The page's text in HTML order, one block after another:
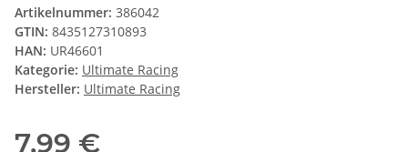
Artikelnummer: 386042
GTIN: 8435127310893
HAN: UR46601
Kategorie: Ultimate Racing
Hersteller: Ultimate Racing
7,99 €